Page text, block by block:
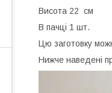
Висота 22 см
В пачці 1 шт.
Цю заготовку
Нижче наведені